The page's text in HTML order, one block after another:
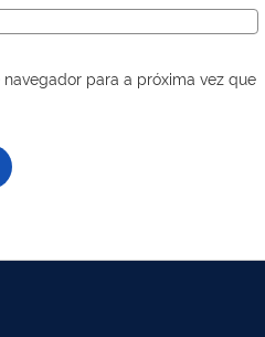
para a próxima vez que